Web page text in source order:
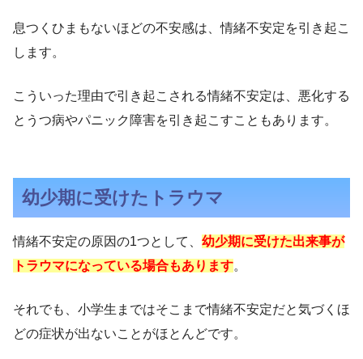
息つくひまもないほどの不安感は、情緒不安定を引き起こ
します。
こういった理由で引き起こされる情緒不安定は、悪化する
とうつ病やパニック障害を引き起こすこともあります。
幼少期に受けたトラウマ
情緒不安定の原因の1つとして、 幼少期に受けた出来事が
トラウマになっている場合もあります。
それでも、小学生まではそこまで情緒不安定だと気づくほ
どの症状が出ないことがほとんどです。